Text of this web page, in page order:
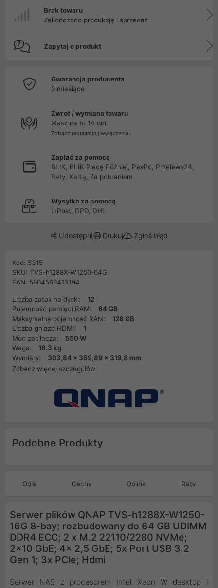
Brak towaru
Zakończono produkcję i sprzedaż
Zapytaj o produkt
Gwarancja producenta
0 miesiące
Zwrot / wymiana towaru
Masz na to 14 dni.
Zobacz regulamin i wyłączenia...
Zapłać za pomocą
BLIK, BLIK Płacę Później, PayPo, Przelewy24,
Raty, Kartą, Za pobraniem
Wysyłka za pomocą
InPost, DPD, DHL
Udostępnij Drukuj Zgłoś błąd
Kod: 5315
SKU: TVS-h1288X-W1250-64G
EAN: 5904569413194
Liczba zatok na dyski:
12
Pojemność pamięci RAM:
64 GB
Maksymalna pojemność RAM:
128 GB
Liczba gniazd HDMI:
1
Moc zasilacza:
550 W
Waga:
16.3 kg
Wymiary:
303,84 x 369,89 x 319,8 mm
Zobacz więcej szczegółów
Podobne Produkty
Opis Cechy Opinie Raty
Serwer plików QNAP TVS-h1288X-W1250-
16G 8-bay; rozbudowany do 64 GB UDIMM
DDR4 ECC; 2 x M.2 22110/2280 NVMe;
2x10 GbE; 4x 2,5 GbE; 5x Port USB 3.2
Gen 1; 3x PCIe; Hdmi
Serwer NAS z procesorem Intel Xeon W desktop i